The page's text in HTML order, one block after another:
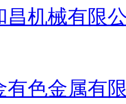
昌机械有限
有色金属有